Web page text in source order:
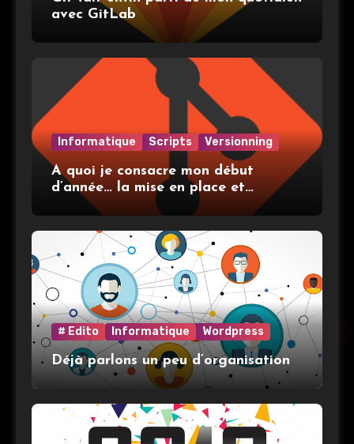
avec GitLab
Informatique Scripts Versionning
A quoi je consacre mon début
d’année… la mise en place et
l’utilisation de git
# Edito Informatique Wordpress
Déjà parlons un peu d’organisation